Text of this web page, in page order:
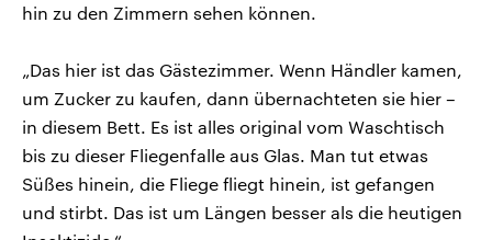
hin zu den Zimmern sehen können.
„Das hier ist das Gästezimmer. Wenn Händler kamen,
um Zucker zu kaufen, dann übernachteten sie hier –
in diesem Bett. Es ist alles original vom Waschtisch
bis zu dieser Fliegenfalle aus Glas. Man tut etwas
Süßes hinein, die Fliege fliegt hinein, ist gefangen
und stirbt. Das ist um Längen besser als die heutigen